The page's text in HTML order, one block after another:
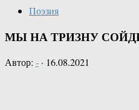
Поэзия
МЫ НА ТРИЗНУ
Автор: - · 16.08.2021